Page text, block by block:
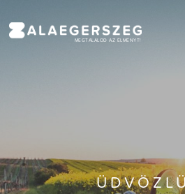
MEGTALÁLOD AZ ÉLMÉNYT!